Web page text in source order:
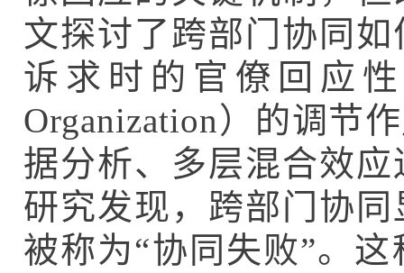
文探讨了跨部门协同
诉求时的官僚回应
Organization）的调节
据分析、多层混合效
研究发现，跨部门协
被称为“协同失败”。这